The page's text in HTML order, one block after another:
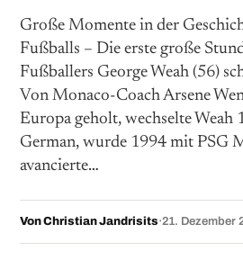
Große Momente in der
Fußballs – Die erste große
Fußballers George Weah (56)
Von Monaco-Coach Arsene
Europa geholt, wechselte Weah
German, wurde 1994 mit PSG
avancierte…
Von Christian Jandrisits·21. Dezember